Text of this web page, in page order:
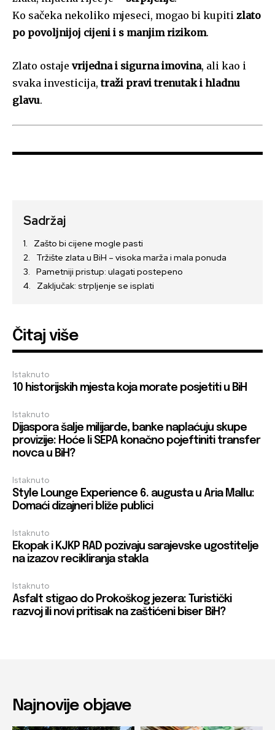
Ko sačeka nekoliko mjeseci, mogao bi kupiti zlato
po povoljnijoj cijeni i s manjim rizikom.
Zlato ostaje vrijedna i sigurna imovina, ali kao i
svaka investicija,traži pravi trenutak i hladnu
glavu.
Sadržaj
Zašto bi cijene mogle pasti
Tržište zlata u BiH – visoka marža i mala ponuda
Pametniji pristup: ulagati postepeno
Zaključak: strpljenje se isplati
Čitaj više
Istaknuto
10 historijskih mjesta koja morate posjetiti u BiH
Istaknuto
Dijaspora šalje milijarde, banke naplaćuju skupe
provizije: Hoće li SEPA konačno pojeftiniti transfer
novca u BiH?
Istaknuto
Style Lounge Experience 6. augusta u Aria Mallu:
Domaći dizajneri bliže publici
Istaknuto
Ekopak i KJKP RAD pozivaju sarajevske ugostitelje
na izazov recikliranja stakla
Istaknuto
Asfalt stigao do Prokoškog jezera: Turistički
razvoj ili novi pritisak na zaštićeni biser BiH?
Najnovije objave